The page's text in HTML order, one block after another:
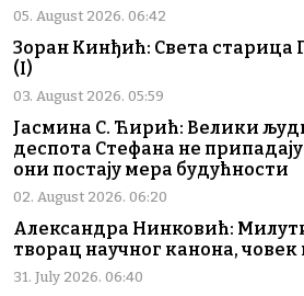
05. August 2026. 06:42
Зоран Кинђић: Света старица
(I)
03. August 2026. 05:59
Јасмина С. Ћирић: Велики
деспота Стефана не
они постају мера будућности
02. August 2026. 06:20
Александра Нинковић:
творац научног канона,
31. July 2026. 06:40